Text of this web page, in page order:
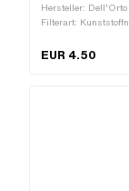
Hersteller: Dell'Orto
Filterart:
EUR 4.50